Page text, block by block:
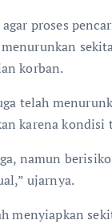
proses
korban.
telah
karena
namun
ujarnya.
menyiapkan